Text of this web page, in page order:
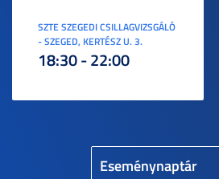
Eseménynaptár
SZTE SZEGEDI CSILLAGVIZSGÁLÓ
- SZEGED, KERTÉSZ U. 3.
18:30 - 22:00